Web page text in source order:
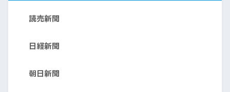
読売新聞
日経新聞
朝日新聞